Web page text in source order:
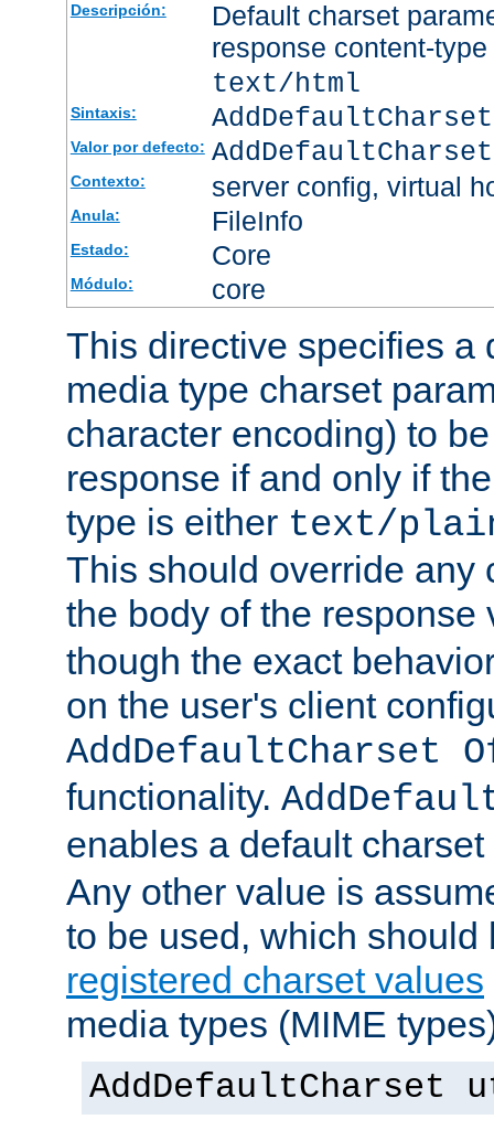
Descripción:
Default charset
response content-
text/html
Sintaxis:
Valor por defecto:
Contexto: server config, virtual
Anula: FileInfo
Estado: Core
Módulo: core
This directive specifies a
media type charset
character encoding) to
response if and only if
type is either text/
This should override any
the body of the
though the exact
on the user's client
AddDefaultCharset
functionality.
enables a default
Any other value is
to be used, which
registered charset values
media types (MIME
AddDefaultCharset